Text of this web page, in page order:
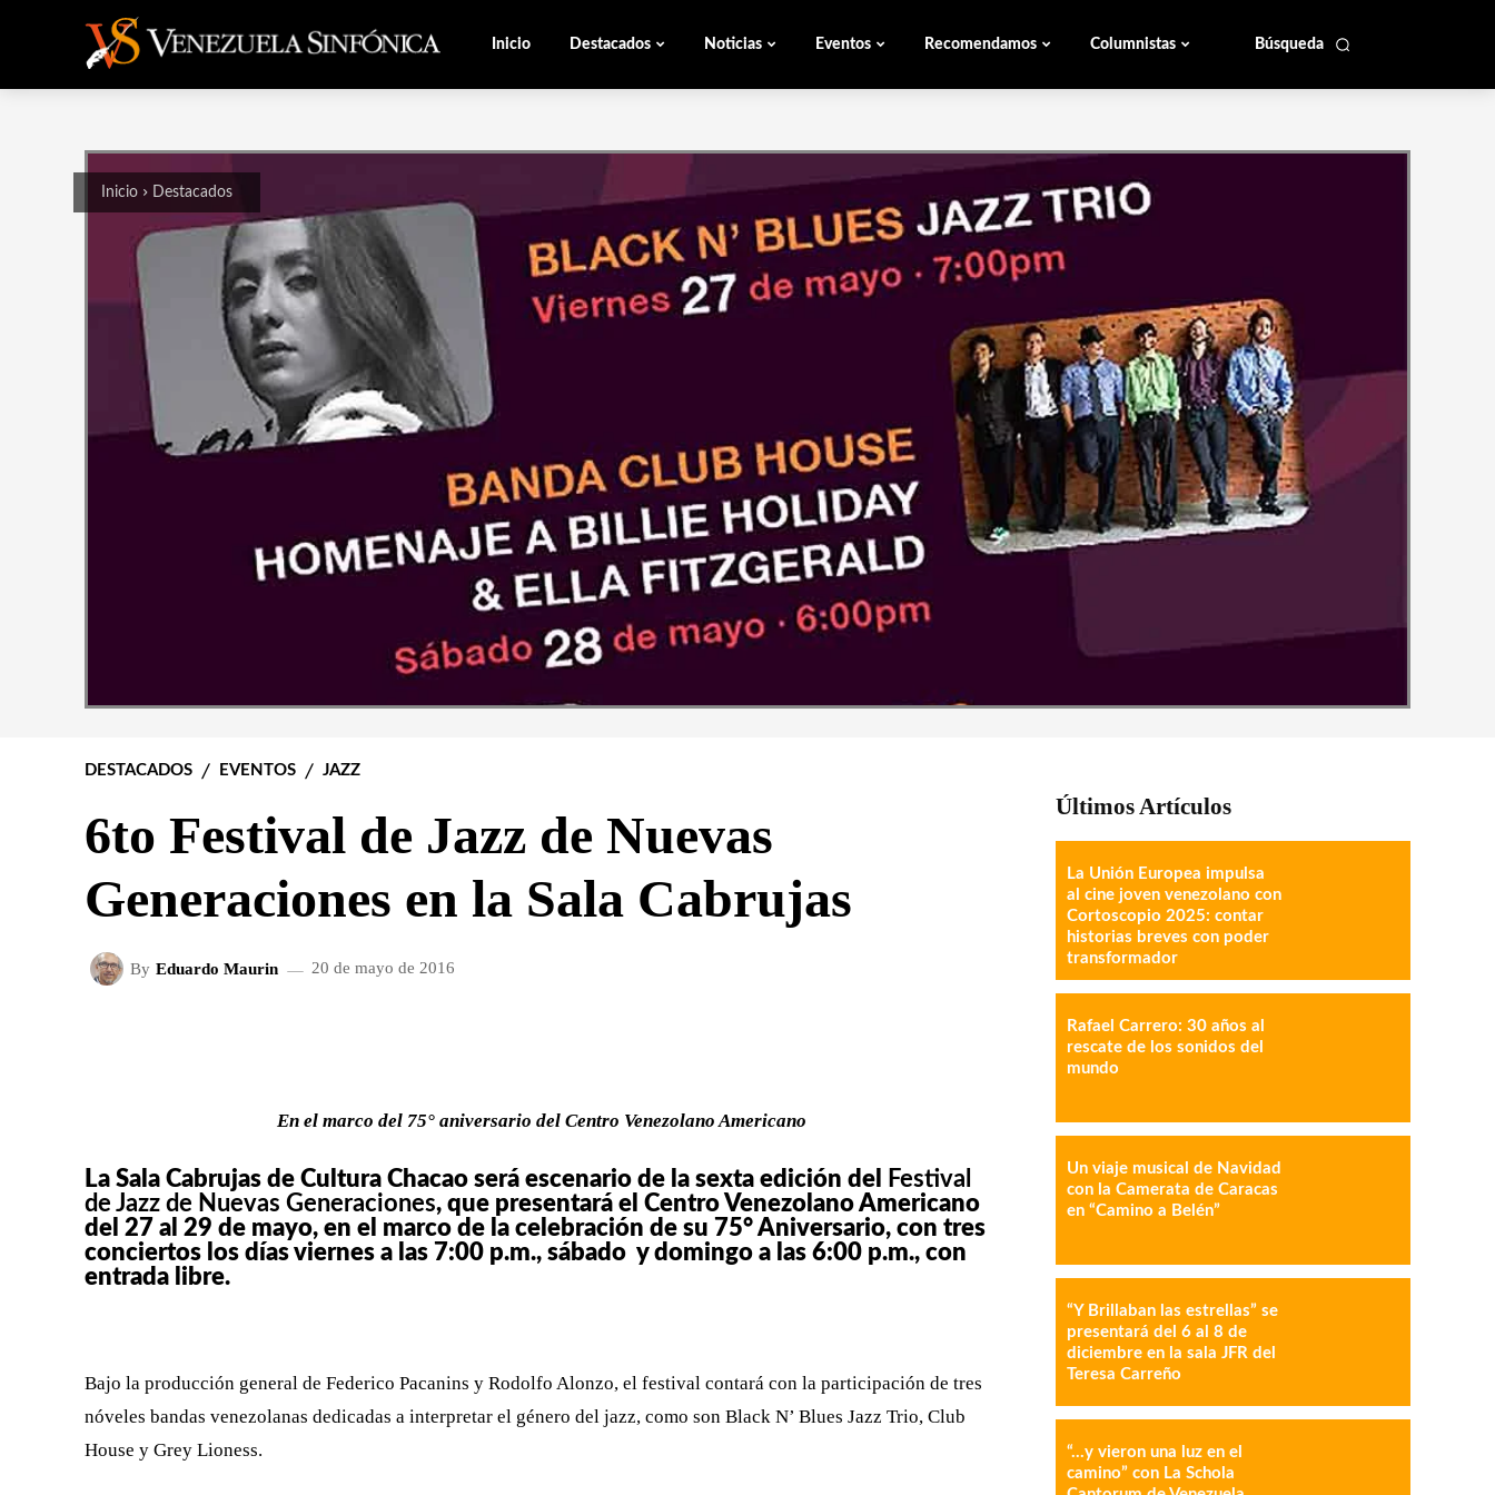
Búsqueda
Inicio Destacados Noticias Eventos Recomendamos Columnistas
Inicio Destacados
DESTACADOS EVENTOS JAZZ
6to Festival de Jazz de Nuevas
Generaciones en la Sala Cabrujas
By Eduardo Maurin 20 de mayo de 2016
IMPRESIÓN COPY URL
En el marco del 75° aniversario del Centro Venezolano Americano
La Sala Cabrujas de Cultura Chacao será escenario de la sexta edición del
Festival
de Jazz de Nuevas Generaciones, que presentará el Centro Venezolano Americano
del 27 al 29 de mayo, en el marco de la celebración de su 75° Aniversario, con tres
conciertos los días viernes a las 7:00 p.m., sábado y domingo a las 6:00 p.m., con
entrada libre.
Bajo la producción general de Federico Pacanins y Rodolfo Alonzo, el festival contará con la participación de tres
nóveles bandas venezolanas dedicadas a interpretar el género del jazz, como son Black N’ Blues Jazz Trio, Club
House y Grey Lioness.
Últimos Artículos
La Unión Europea impulsa
al cine joven venezolano con
Cortoscopio 2025: contar
historias breves con poder
transformador
Rafael Carrero: 30 años al
rescate de los sonidos del
mundo
Un viaje musical de Navidad
con la Camerata de Caracas
en “Camino a Belén”
“Y Brillaban las estrellas” se
presentará del 6 al 8 de
diciembre en la sala JFR del
Teresa Carreño
“…y vieron una luz en el
camino” con La Schola